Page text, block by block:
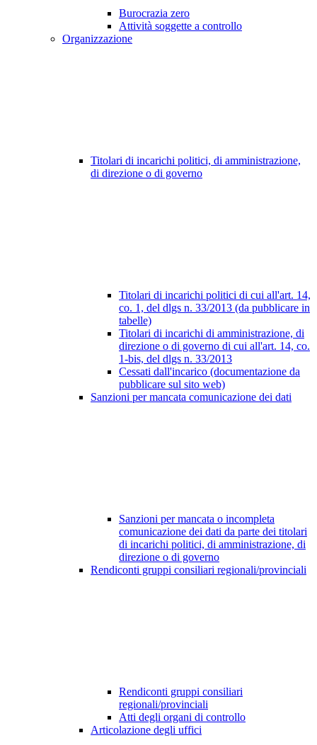
Burocrazia zero
Attività soggette a controllo
Organizzazione
Titolari di incarichi politici, di amministrazione,
di direzione o di governo
Titolari di incarichi politici di cui all'art. 14,
co. 1, del dlgs n. 33/2013 (da pubblicare in
tabelle)
Titolari di incarichi di amministrazione, di
direzione o di governo di cui all'art. 14, co.
1-bis, del dlgs n. 33/2013
Cessati dall'incarico (documentazione da
pubblicare sul sito web)
Sanzioni per mancata comunicazione dei dati
Sanzioni per mancata o incompleta
comunicazione dei dati da parte dei titolari
di incarichi politici, di amministrazione, di
direzione o di governo
Rendiconti gruppi consiliari regionali/provinciali
Rendiconti gruppi consiliari
regionali/provinciali
Atti degli organi di controllo
Articolazione degli uffici